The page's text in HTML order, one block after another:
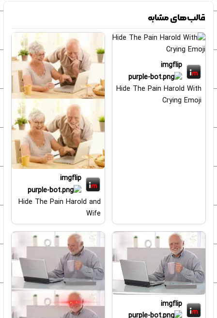
قالب‌های مشابه
imgflip
Hide The Pain Harold With
Crying Emoji
imgflip
Hide The Pain Harold and
Wife
imgflip